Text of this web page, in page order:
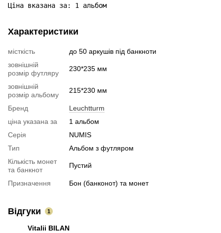
Характеристики
місткість
до 50 аркушів під банкноти
зовнішній
розмір футляру
230*235 мм
зовнішній
розмір альбому
215*230 мм
Бренд
Leuchtturm
ціна указана за
1 альбом
Серія
NUMIS
Тип
Альбом з футляром
Кількість монет
та банкнот
Пустий
Призначення Бон (банконот) та монет
Відгуки 1
Vitalii BILAN